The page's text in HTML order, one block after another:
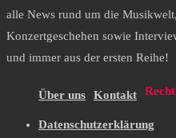
alle News rund um die
Konzertgeschehen sowie
und immer aus der ersten Reihe!
Über uns Kontakt
Datenschutzerklärung